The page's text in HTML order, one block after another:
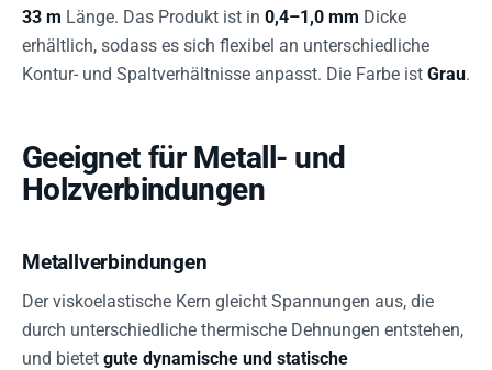
33 m Länge. Das Produkt ist in 0,4–1,0 mm Dicke
erhältlich, sodass es sich flexibel an unterschiedliche
Kontur- und Spaltverhältnisse anpasst. Die Farbe ist Grau.
Geeignet für Metall- und
Holzverbindungen
Metallverbindungen
Der viskoelastische Kern gleicht Spannungen aus, die
durch unterschiedliche thermische Dehnungen entstehen,
und bietet gute dynamische und statische